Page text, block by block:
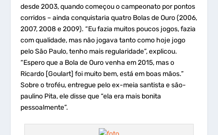
desde 2003, quando começou o campeonato por pontos
corridos – ainda conquistaria quatro Bolas de Ouro (2006,
2007, 2008 e 2009). “Eu fazia muitos poucos jogos, fazia
com qualidade, mas não jogava tanto como hoje jogo
pelo São Paulo, tenho mais regularidade”, explicou.
“Espero que a Bola de Ouro venha em 2015, mas o
Ricardo [Goulart] foi muito bem, está em boas mãos.”
Sobre o troféu, entregue pelo ex-meia santista e são-
paulino Pita, ele disse que “ela era mais bonita
pessoalmente”.